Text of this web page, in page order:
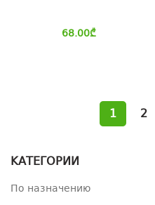
КАТЕГОРИИ
По назначению
68.00₾
1 2